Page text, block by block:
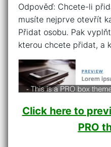
Odpověď: Chcete-li
musíte nejprve otevřít
Přidat osobu. Pak
kterou chcete přidat, a
Click here to
PRO